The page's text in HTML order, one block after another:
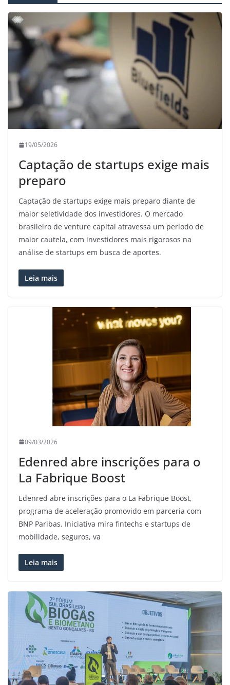
19/05/2026
Captação de startups exige mais
preparo
Captação de startups exige mais preparo diante de
maior seletividade dos investidores. O mercado
brasileiro de venture capital atravessa um período de
maior cautela, com investidores mais rigorosos na
análise de startups em busca de aportes.
Leia mais
09/03/2026
Edenred abre inscrições para o
La Fabrique Boost
Edenred abre inscrições para o La Fabrique Boost,
programa de aceleração promovido em parceria com
BNP Paribas. Iniciativa mira fintechs e startups de
mobilidade, seguros, va
Leia mais